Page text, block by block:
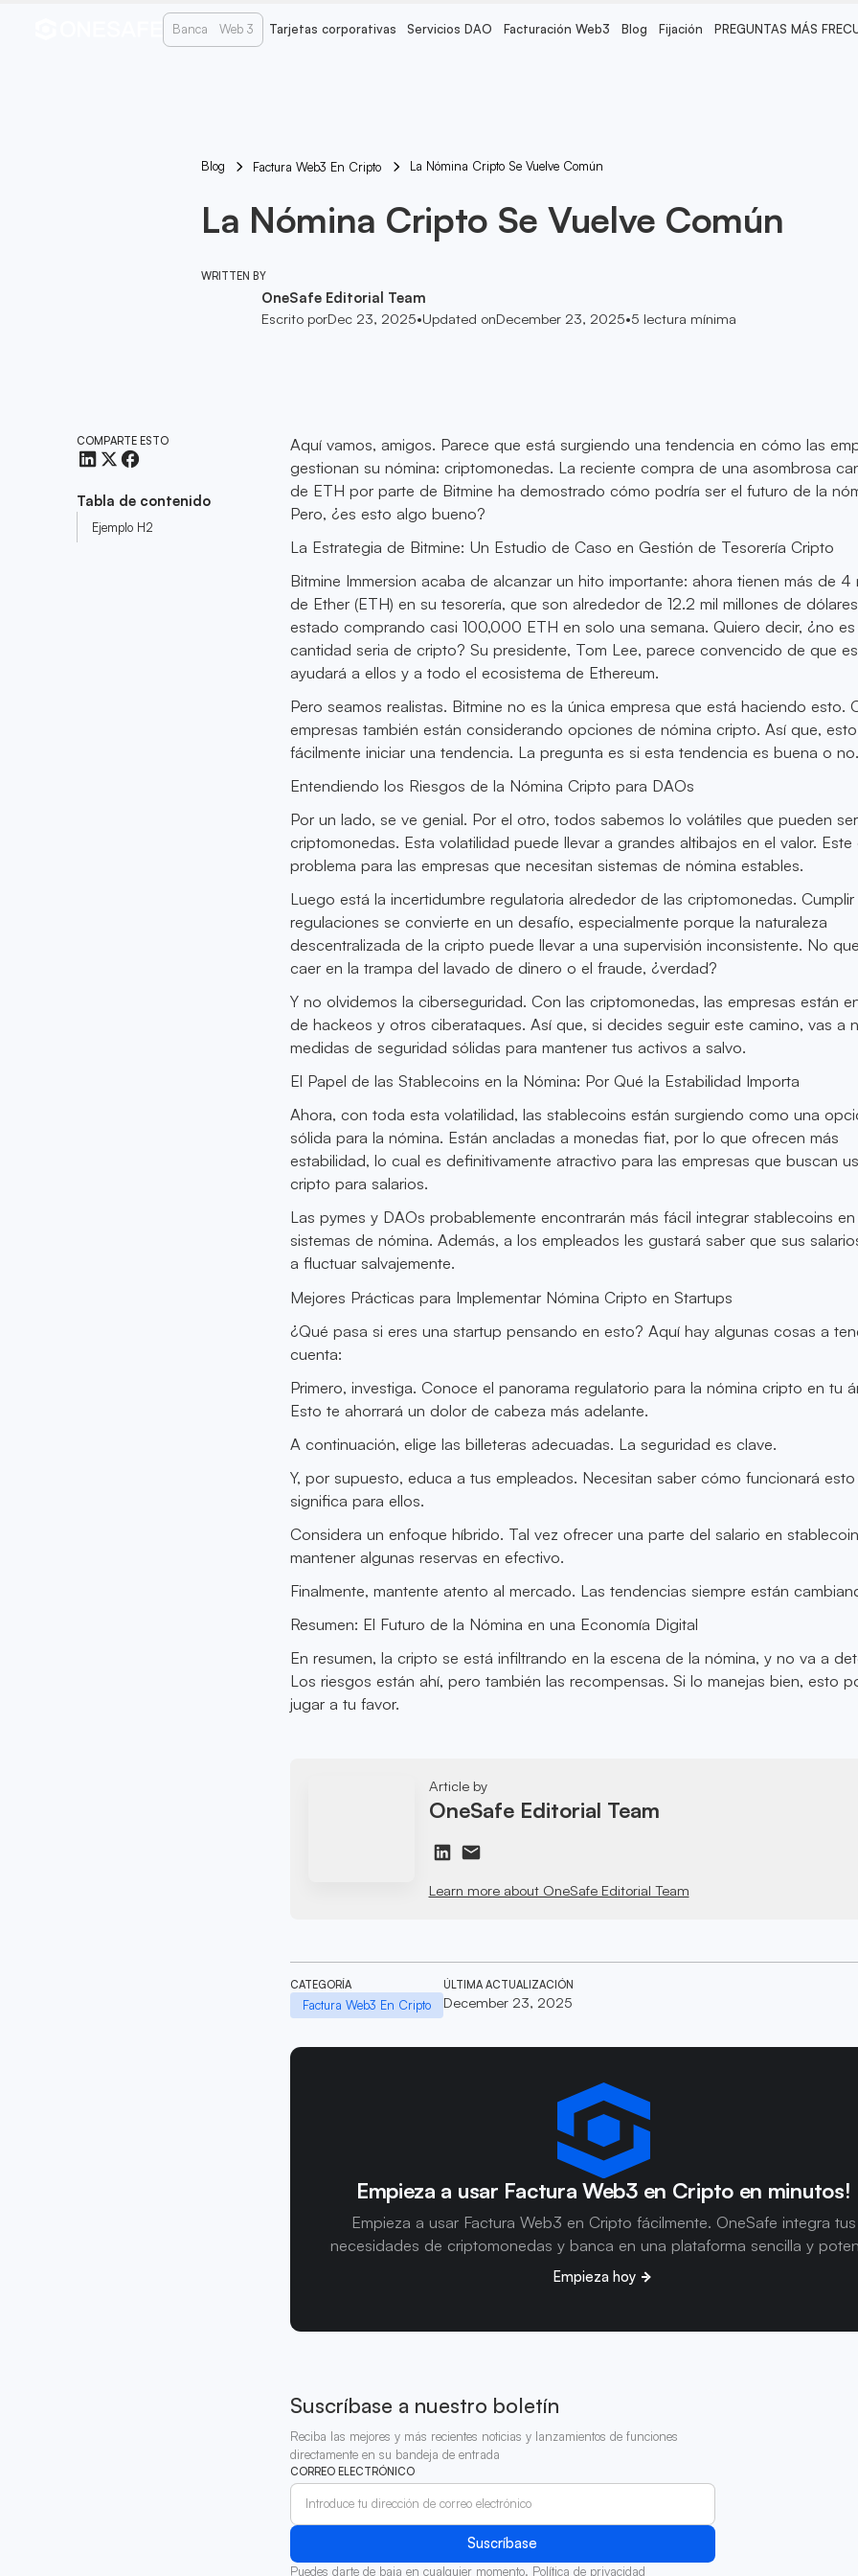
Banca Web 3 Tarjetas corporativas Servicios DAO Facturación Web3 Blog Fijación PREGUNTAS MÁS
Blog Factura Web3 En Cripto La Nómina Cripto Se Vuelve Común
La Nómina Cripto Se Vuelve Común
WRITTEN BY
OneSafe Editorial Team
Escrito porDec 23, 2025•Updated onDecember 23, 2025•5 lectura mínima
COMPARTE ESTO
Tabla de contenido
Ejemplo H2
Aquí vamos, amigos. Parece que está surgiendo una tendencia en cómo las
gestionan su nómina: criptomonedas. La reciente compra de una asombrosa
de ETH por parte de Bitmine ha demostrado cómo podría ser el futuro de la
Pero, ¿es esto algo bueno?
La Estrategia de Bitmine: Un Estudio de Caso en Gestión de Tesorería Cripto
Bitmine Immersion acaba de alcanzar un hito importante: ahora tienen más de 4
de Ether (ETH) en su tesorería, que son alrededor de 12.2 mil millones de
estado comprando casi 100,000 ETH en solo una semana. Quiero decir, ¿no
cantidad seria de cripto? Su presidente, Tom Lee, parece convencido de que
ayudará a ellos y a todo el ecosistema de Ethereum.
Pero seamos realistas. Bitmine no es la única empresa que está haciendo esto.
empresas también están considerando opciones de nómina cripto. Así que,
fácilmente iniciar una tendencia. La pregunta es si esta tendencia es buena o
Entendiendo los Riesgos de la Nómina Cripto para DAOs
Por un lado, se ve genial. Por el otro, todos sabemos lo volátiles que pueden
criptomonedas. Esta volatilidad puede llevar a grandes altibajos en el valor. Este
problema para las empresas que necesitan sistemas de nómina estables.
Luego está la incertidumbre regulatoria alrededor de las criptomonedas.
regulaciones se convierte en un desafío, especialmente porque la naturaleza
descentralizada de la cripto puede llevar a una supervisión inconsistente. No
caer en la trampa del lavado de dinero o el fraude, ¿verdad?
Y no olvidemos la ciberseguridad. Con las criptomonedas, las empresas están
de hackeos y otros ciberataques. Así que, si decides seguir este camino, vas a
medidas de seguridad sólidas para mantener tus activos a salvo.
El Papel de las Stablecoins en la Nómina: Por Qué la Estabilidad Importa
Ahora, con toda esta volatilidad, las stablecoins están surgiendo como una
sólida para la nómina. Están ancladas a monedas fiat, por lo que ofrecen más
estabilidad, lo cual es definitivamente atractivo para las empresas que buscan
cripto para salarios.
Las pymes y DAOs probablemente encontrarán más fácil integrar stablecoins
sistemas de nómina. Además, a los empleados les gustará saber que sus
a fluctuar salvajemente.
Mejores Prácticas para Implementar Nómina Cripto en Startups
¿Qué pasa si eres una startup pensando en esto? Aquí hay algunas cosas a
cuenta:
Primero, investiga. Conoce el panorama regulatorio para la nómina cripto en tu
Esto te ahorrará un dolor de cabeza más adelante.
A continuación, elige las billeteras adecuadas. La seguridad es clave.
Y, por supuesto, educa a tus empleados. Necesitan saber cómo funcionará
significa para ellos.
Considera un enfoque híbrido. Tal vez ofrecer una parte del salario en
mantener algunas reservas en efectivo.
Finalmente, mantente atento al mercado. Las tendencias siempre están
Resumen: El Futuro de la Nómina en una Economía Digital
En resumen, la cripto se está infiltrando en la escena de la nómina, y no va a
Los riesgos están ahí, pero también las recompensas. Si lo manejas bien, esto
jugar a tu favor.
Article by
OneSafe Editorial Team
Learn more about OneSafe Editorial Team
CATEGORÍA
Factura Web3 En Cripto
ÚLTIMA ACTUALIZACIÓN
December 23, 2025
Empieza a usar Factura Web3 en Cripto en minutos!
Empieza a usar Factura Web3 en Cripto fácilmente. OneSafe integra tus
necesidades de criptomonedas y banca en una plataforma sencilla y
Empieza hoy
Suscríbase a nuestro boletín
Reciba las mejores y más recientes noticias y lanzamientos de funciones
directamente en su bandeja de entrada
CORREO ELECTRÓNICO
Puedes darte de baja en cualquier momento. Política de privacidad